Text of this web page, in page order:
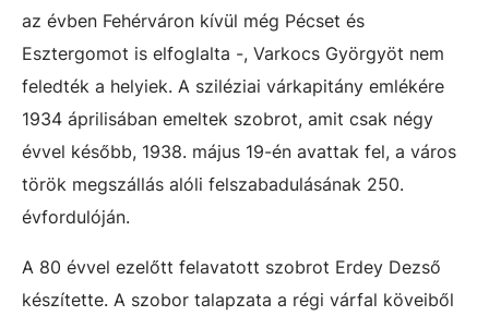
az évben Fehérváron kívül még Pécset és
Esztergomot is elfoglalta -, Varkocs Györgyöt nem
feledték a helyiek. A sziléziai várkapitány emlékére
1934 áprilisában emeltek szobrot, amit csak négy
évvel később, 1938. május 19-én avattak fel, a város
török megszállás alóli felszabadulásának 250.
évfordulóján.
A 80 évvel ezelőtt felavatott szobrot Erdey Dezső
készítette. A szobor talapzata a régi várfal köveiből